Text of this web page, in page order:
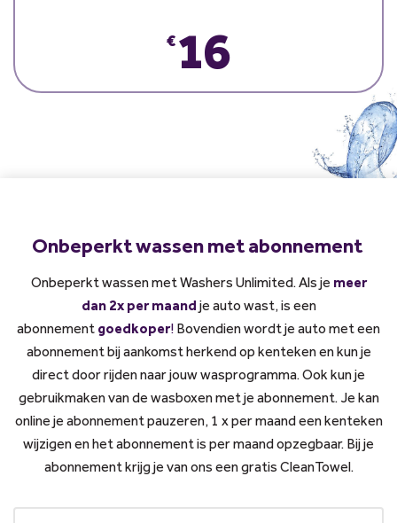
€ 16
Onbeperkt wassen met abonnement
Onbeperkt wassen met Washers Unlimited.Als je meer
dan 2x per maand je auto wast, is een
abonnement goedkoper! Bovendien wordt je auto met een
abonnement bij aankomst herkend op kenteken en kun je
direct door rijden naar jouw wasprogramma. Ook kun je
gebruikmaken van de wasboxen met je abonnement. Je kan
online je abonnement pauzeren, 1 x per maand een kenteken
wijzigen en het abonnement is per maand opzegbaar. Bij je
abonnement krijg je van ons een gratis CleanTowel.